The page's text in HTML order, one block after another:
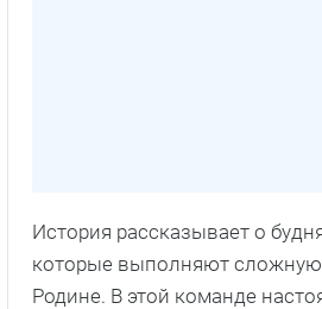
История рассказывает о
которые выполняют сложную
Родине. В этой команде